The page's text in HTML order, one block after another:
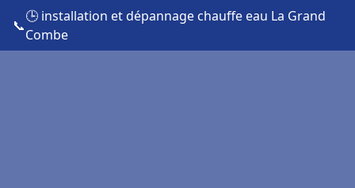
📞
🕒 installation et dépannage chauffe eau La Grand
Combe